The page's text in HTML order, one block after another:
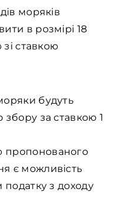
моряків
в розмірі 18
зі ставкою
будуть
збору за ставкою 1
є можливість
податку з доходу